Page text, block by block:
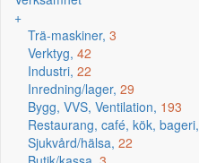
+
Trä-maskiner, 3
Verktyg, 42
Industri, 22
Inredning/lager, 29
Bygg, VVS, Ventilation, 193
Restaurang, café, kök, bageri,
Sjukvård/hälsa, 22